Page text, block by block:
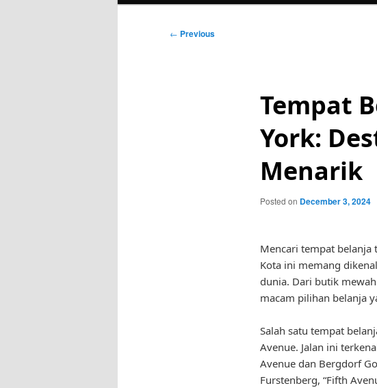
Post
← Previous
Tempat
York:
Menarik
Posted on December 3, 2024
Mencari tempat belanja
Kota ini memang
dunia. Dari butik
macam pilihan belanja
Salah satu tempat
Avenue. Jalan ini
Avenue dan Bergdorf
Furstenberg, “Fifth